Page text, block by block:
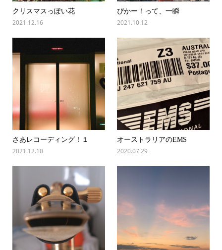
クリスマスっぽい花
2021.12.16
ぴかー！って、一瞬
2021.10.12
さあレコーディング！１
2021.12.10
オーストラリアのEMS
2020.07.29